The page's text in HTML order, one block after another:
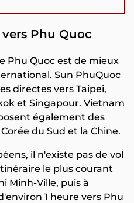
Phu Quoc
Phu Quoc est de mieux
Sun PhuQuoc
directes vers Taipei,
et Singapour. Vietnam
également des
du Sud et la Chine.
il n'existe pas de vol
le plus courant
Minh-Ville, puis à
1 heure vers Phu